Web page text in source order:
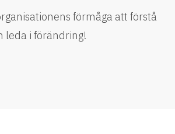
förmåga att förstå
leda i förändring!